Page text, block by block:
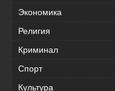
Экономика
Религия
Криминал
Спорт
Культура